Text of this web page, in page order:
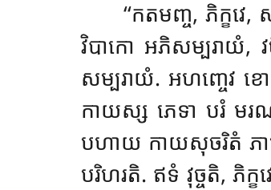
‘‘កតមញ្ច, ភិក្ខវ
វិបាកោ អភិសម្បរាយំ,
សម្បរាយំ. អហញ្ចេវ ខោ
កាយស្ស ភេទា បរំ មរ
បហាយ កាយសុចរិតំ ភាវ
បរិហរតិ. ឥទំ វុច្ចតិ, ភិក្ខវ